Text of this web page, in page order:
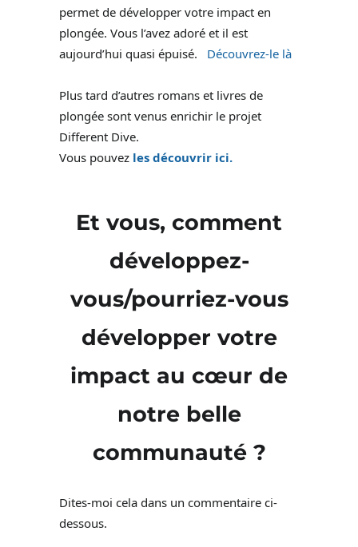
permet de développer votre impact en
plongée. Vous l’avez adoré et il est
aujourd’hui quasi épuisé. Découvrez-le là
Plus tard d’autres romans et livres de
plongée sont venus enrichir le projet
Different Dive.
Vous pouvez les découvrir ici.
Et vous, comment
développez-
vous/pourriez-vous
développer votre
impact au cœur de
notre belle
communauté ?
Dites-moi cela dans un commentaire ci-
dessous.